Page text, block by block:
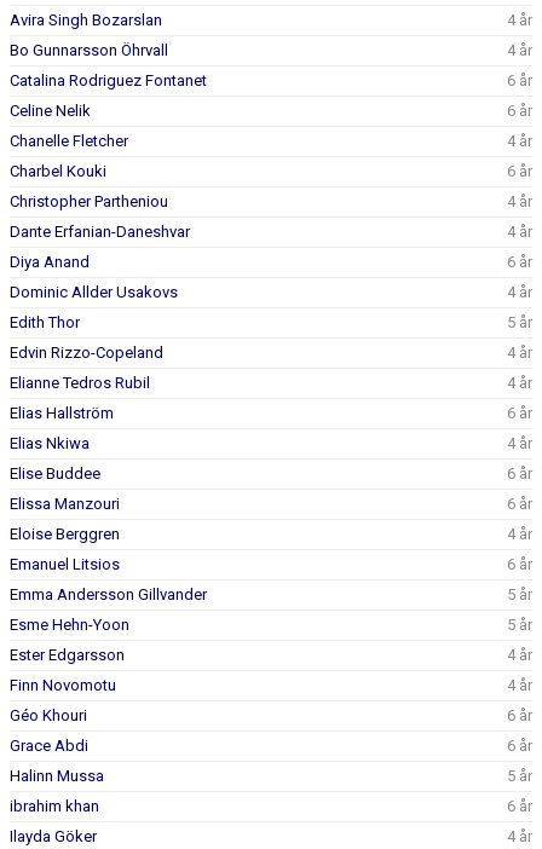
Avira Singh Bozarslan
4 år
Bo Gunnarsson Öhrvall
4 år
Catalina Rodriguez Fontanet
6 år
Celine Nelik
6 år
Chanelle Fletcher
4 år
Charbel Kouki
6 år
Christopher Partheniou
4 år
Dante Erfanian-Daneshvar
4 år
Diya Anand
6 år
Dominic Allder Usakovs
4 år
Edith Thor
5 år
Edvin Rizzo-Copeland
4 år
Elianne Tedros Rubil
4 år
Elias Hallström
6 år
Elias Nkiwa
4 år
Elise Buddee
6 år
Elissa Manzouri
6 år
Eloise Berggren
4 år
Emanuel Litsios
6 år
Emma Andersson Gillvander
5 år
Esme Hehn-Yoon
5 år
Ester Edgarsson
4 år
Finn Novomotu
4 år
Géo Khouri
6 år
Grace Abdi
6 år
Halinn Mussa
5 år
ibrahim khan
6 år
Ilayda Göker
4 år